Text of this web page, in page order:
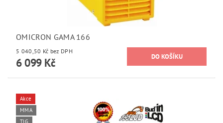
OMICRON GAMA 166
5 040,50 Kč bez DPH
6 099 Kč
Akce
MMA